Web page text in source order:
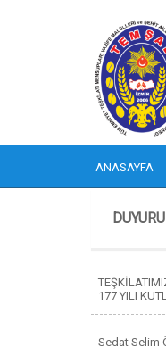
ANASAYFA
177 YILI
Sedat Selim